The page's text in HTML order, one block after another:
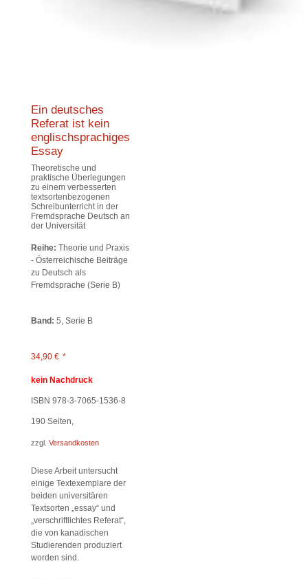
Ein deutsches
Referat ist kein
englischsprachiges
Essay
Theoretische und
praktische Überlegungen
zu einem verbesserten
textsortenbezogenen
Schreibunterricht in der
Fremdsprache Deutsch an
der Universität
Reihe: Theorie und Praxis
- Österreichische Beiträge
zu Deutsch als
Fremdsprache (Serie B)
Band: 5, Serie B
34,90 € *
kein Nachdruck
ISBN 978-3-7065-1536-8
190 Seiten,
zzgl. Versandkosten
Diese Arbeit untersucht
einige Textexemplare der
beiden universitären
Textsorten „essay“ und
„verschriftlichtes Referat“,
die von kanadischen
Studierenden produziert
worden sind.